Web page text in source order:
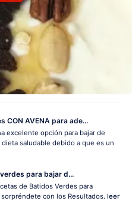
CON AVENA para ade...
excelente opción para bajar de
saludable debido a que es un
para bajar d...
de Batidos Verdes para
con los Resultados. leer